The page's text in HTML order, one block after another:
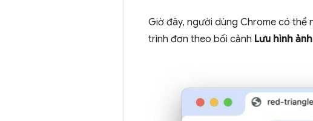
Giờ đây, người dùng Chrome có thể
trình đơn theo bối cảnh Lưu hình